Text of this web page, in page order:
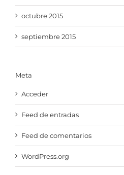
octubre 2015
septiembre 2015
Meta
Acceder
Feed de entradas
Feed de comentarios
WordPress.org